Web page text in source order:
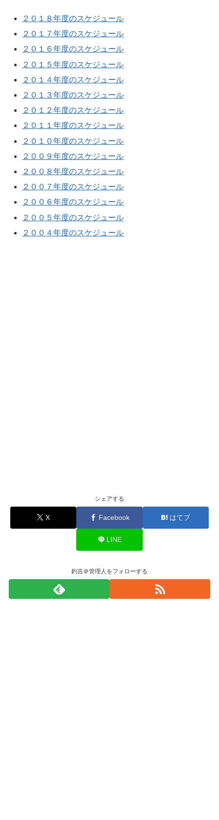
２０１８年度のスケジュール
２０１７年度のスケジュール
２０１６年度のスケジュール
２０１５年度のスケジュール
２０１４年度のスケジュール
２０１３年度のスケジュール
２０１２年度のスケジュール
２０１１年度のスケジュール
２０１０年度のスケジュール
２００９年度のスケジュール
２００８年度のスケジュール
２００７年度のスケジュール
２００６年度のスケジュール
２００５年度のスケジュール
２００４年度のスケジュール
シェアする
X Facebook はてブ
LINE
釣吉＠管理人をフォローする